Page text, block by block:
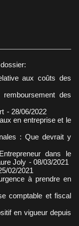
aux coûts des
des
- 28/06/2022
en entreprise et le
: Que devrait y
dans le
Joly - 08/03/2021
02/2021
à prendre en
comptable et fiscal
en vigueur depuis